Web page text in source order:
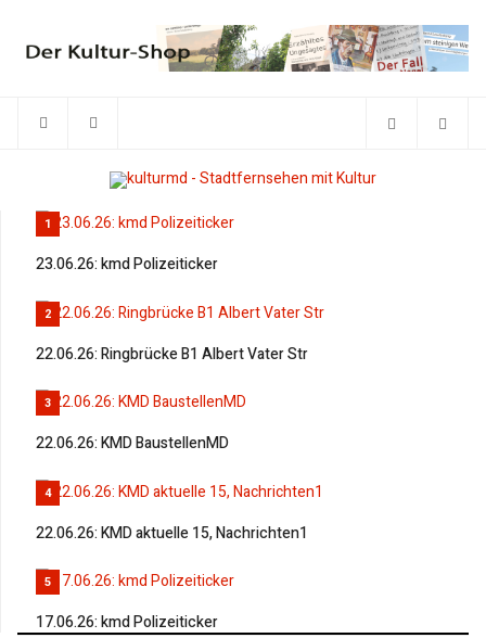
1
23.06.26: kmd Polizeiticker
2
22.06.26: Ringbrücke B1 Albert Vater Str
3
22.06.26: KMD BaustellenMD
4
22.06.26: KMD aktuelle 15, Nachrichten1
5
17.06.26: kmd Polizeiticker